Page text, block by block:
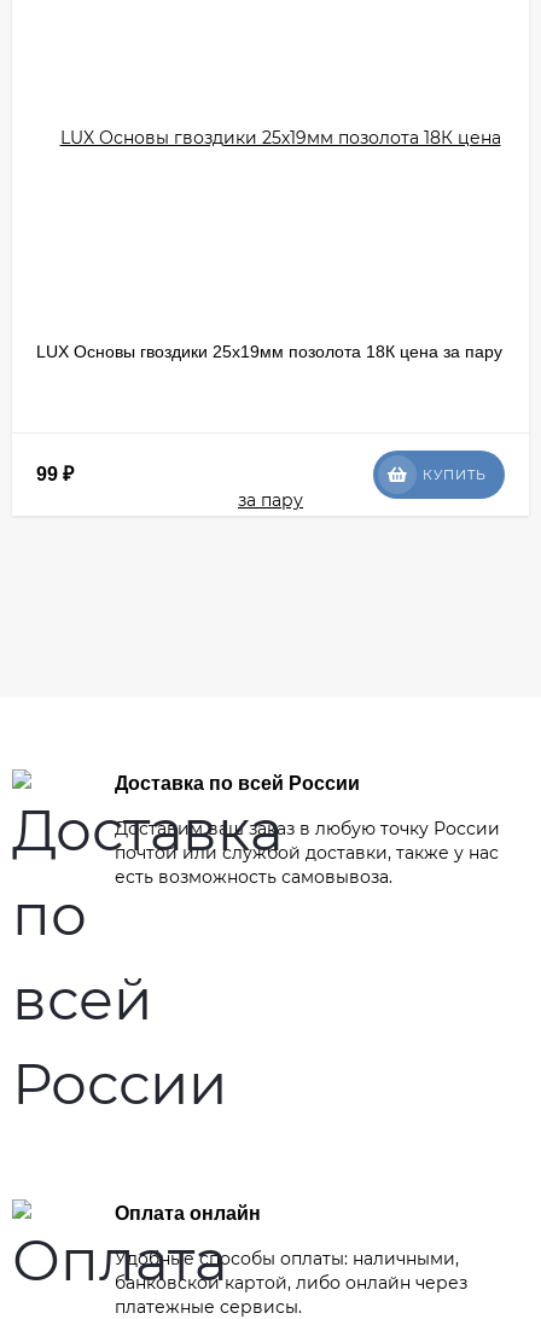
LUX Основы гвоздики 25х19мм позолота 18К цена за пару
99 ₽ КУПИТЬ
Доставка по всей России
Доставим ваш заказ в любую точку России
почтой или службой доставки, также у нас
есть возможность самовывоза.
Оплата онлайн
Удобные способы оплаты: наличными,
банковской картой, либо онлайн через
платежные сервисы.